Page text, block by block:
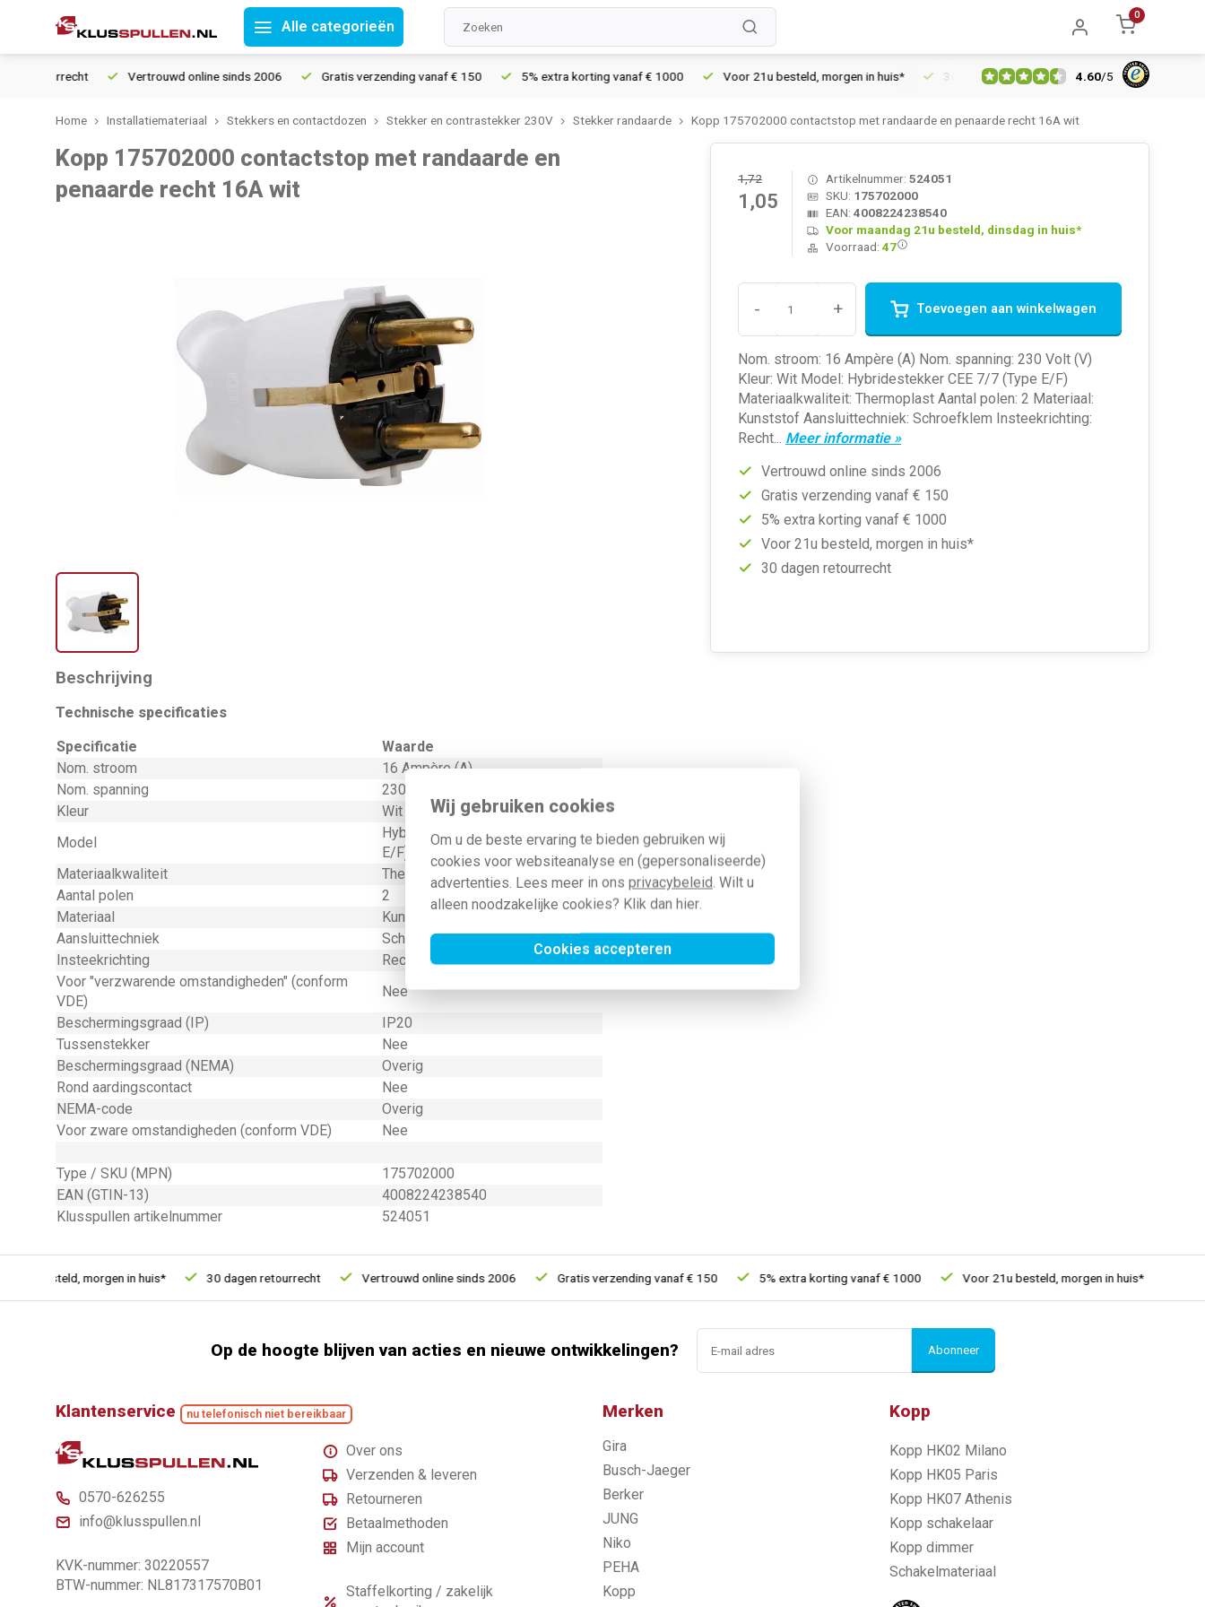
Wij gebruiken cookies
Om u de beste ervaring te bieden gebruiken wij
cookies voor websiteanalyse en (gepersonaliseerde)
advertenties. Lees meer in ons privacybeleid. Wilt u
alleen noodzakelijke cookies? Klik dan hier.
Cookies accepteren
Alle categorieën
0
Vertrouwd online sinds 2006 Gratis verzending vanaf € 150 5% extra korting vanaf € 1000 Voor 21u besteld, morgen in huis* 30 dagen retourrecht Vertrouwd online sinds
4.60/5
Home Installatiemateriaal Stekkers en contactdozen Stekker en contrastekker 230V Stekker randaarde Kopp 175702000 contactstop met randaarde en penaarde recht 16A wit
Kopp 175702000 contactstop met randaarde en
penaarde recht 16A wit
1,72
1,05
Artikelnummer: 524051
SKU: 175702000
EAN: 4008224238540
Voor maandag 21u besteld, dinsdag in huis*
Voorraad: 47
- + Toevoegen aan winkelwagen
Nom. stroom: 16 Ampère (A) Nom. spanning: 230 Volt (V)
Kleur: Wit Model: Hybridestekker CEE 7/7 (Type E/F)
Materiaalkwaliteit: Thermoplast Aantal polen: 2 Materiaal:
Kunststof Aansluittechniek: Schroefklem Insteekrichting:
Recht... Meer informatie »
Vertrouwd online sinds 2006
Gratis verzending vanaf € 150
5% extra korting vanaf € 1000
Voor 21u besteld, morgen in huis*
30 dagen retourrecht
Beschrijving
Technische specificaties
Specificatie
Waarde
Nom. stroom
16 Ampère (A)
Nom. spanning
230 Volt (V)
Kleur
Wit
Model
Hybridestekker CEE 7/7 (Type
E/F)
Materiaalkwaliteit
Thermoplast
Aantal polen
2
Materiaal
Kunststof
Aansluittechniek
Schroefklem
Insteekrichting
Recht
Voor "verzwarende omstandigheden" (conform
VDE)
Nee
Beschermingsgraad (IP)
IP20
Tussenstekker
Nee
Beschermingsgraad (NEMA)
Overig
Rond aardingscontact
Nee
NEMA-code
Overig
Voor zware omstandigheden (conform VDE)
Nee
Type / SKU (MPN)
175702000
EAN (GTIN-13)
4008224238540
Klusspullen artikelnummer
524051
besteld, morgen in huis* 30 dagen retourrecht Vertrouwd online sinds 2006 Gratis verzending vanaf € 150 5% extra korting vanaf € 1000 Voor 21u besteld, morgen in huis*
Op de hoogte blijven van acties en nieuwe ontwikkelingen? Abonneer
Klantenservice nu telefonisch niet bereikbaar
0570-626255
info@klusspullen.nl
KVK-nummer: 30220557
BTW-nummer: NL817317570B01
Over ons
Verzenden & leveren
Retourneren
Betaalmethoden
Mijn account
Staffelkorting / zakelijk
Merken
Gira
Busch-Jaeger
Berker
JUNG
Niko
PEHA
Kopp
Kopp
Kopp HK02 Milano
Kopp HK05 Paris
Kopp HK07 Athenis
Kopp schakelaar
Kopp dimmer
Schakelmateriaal